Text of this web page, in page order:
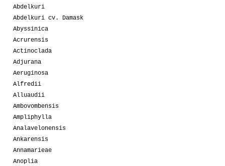
Abdelkuri
Abdelkuri cv. Damask
Abyssinica
Acrurensis
Actinoclada
Adjurana
Aeruginosa
Alfredii
Alluaudii
Ambovombensis
Ampliphylla
Analavelonensis
Ankarensis
Annamarieae
Anoplia